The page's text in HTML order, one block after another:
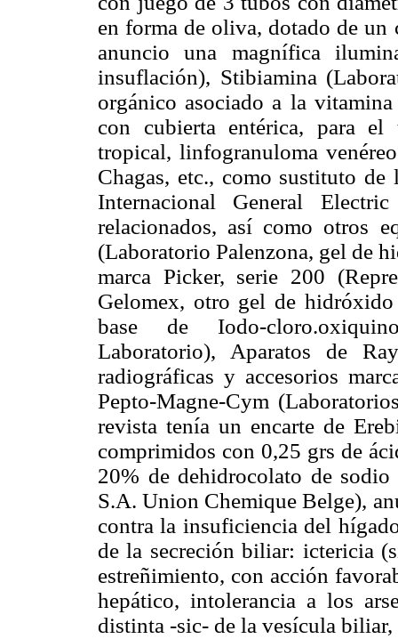
en forma de oliva, dotado de
anuncio una magnífica
insuflación), Stibiamina
orgánico asociado a la
con cubierta entérica, para
tropical, linfogranuloma
Chagas, etc., como sustituto de
Internacional General
relacionados, así como otros
(Laboratorio Palenzona, gel de
marca Picker, serie 200
Gelomex, otro gel de
base de Iodo-
Laboratorio), Aparatos de
radiográficas y accesorios
Pepto-Magne-Cym
revista tenía un encarte de
comprimidos con 0,25 grs de
20% de dehidrocolato de
S.A. Union Chemique Belge),
contra la insuficiencia del
de la secreción biliar: ictericia
estreñimiento, con acción
hepático, intolerancia a los
distinta -sic- de la vesícula